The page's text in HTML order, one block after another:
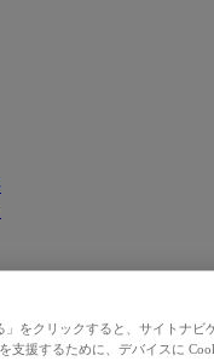
」をクリックすると、サイトナ
支援するために、デバイスに